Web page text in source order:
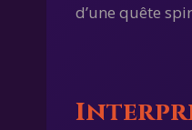
d’une quête